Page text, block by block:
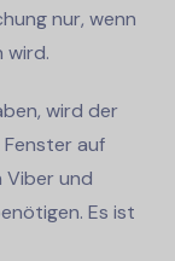
nur, wenn
wird.
wird der
Fenster auf
Viber und
Es ist